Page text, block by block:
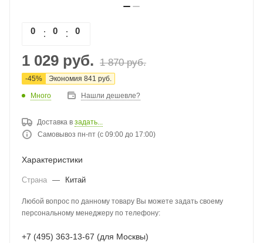
0 0 0
1 029 руб. 1 870руб.
-45% Экономия 841 руб.
Много Нашли дешевле?
Доставка в задать...
Самовывоз пн-пт (с 09:00 до 17:00)
Характеристики
Страна — Китай
Любой вопрос по данному товару Вы можете задать своему
персональному менеджеру по телефону:
+7 (495) 363-13-67 (для Москвы)